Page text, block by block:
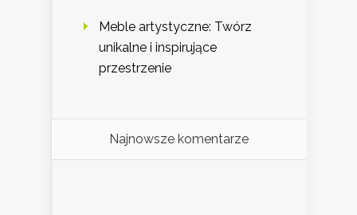
Meble artystyczne: Twórz
unikalne i inspirujące
przestrzenie
Najnowsze komentarze